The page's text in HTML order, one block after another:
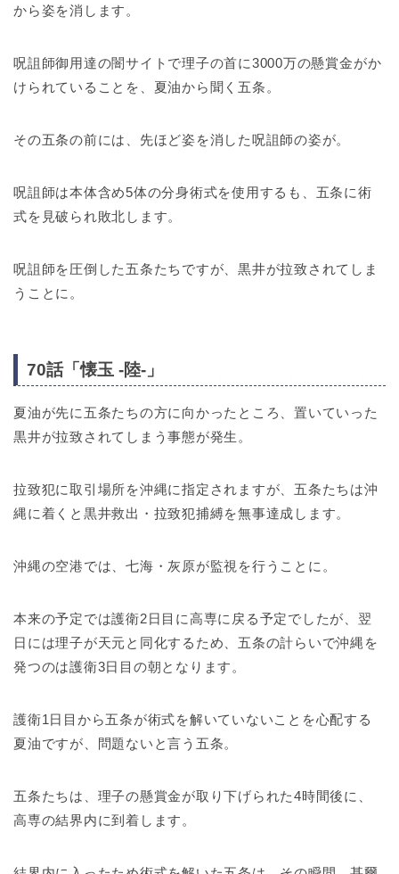
から姿を消します。
呪詛師御用達の闇サイトで理子の首に3000万の懸賞金がか
けられていることを、夏油から聞く五条。
その五条の前には、先ほど姿を消した呪詛師の姿が。
呪詛師は本体含め5体の分身術式を使用するも、五条に術
式を見破られ敗北します。
呪詛師を圧倒した五条たちですが、黒井が拉致されてしま
うことに。
70話「懐玉 -陸-」
夏油が先に五条たちの方に向かったところ、置いていった
黒井が拉致されてしまう事態が発生。
拉致犯に取引場所を沖縄に指定されますが、五条たちは沖
縄に着くと黒井救出・拉致犯捕縛を無事達成します。
沖縄の空港では、七海・灰原が監視を行うことに。
本来の予定では護衛2日目に高専に戻る予定でしたが、翌
日には理子が天元と同化するため、五条の計らいで沖縄を
発つのは護衛3日目の朝となります。
護衛1日目から五条が術式を解いていないことを心配する
夏油ですが、問題ないと言う五条。
五条たちは、理子の懸賞金が取り下げられた4時間後に、
高専の結界内に到着します。